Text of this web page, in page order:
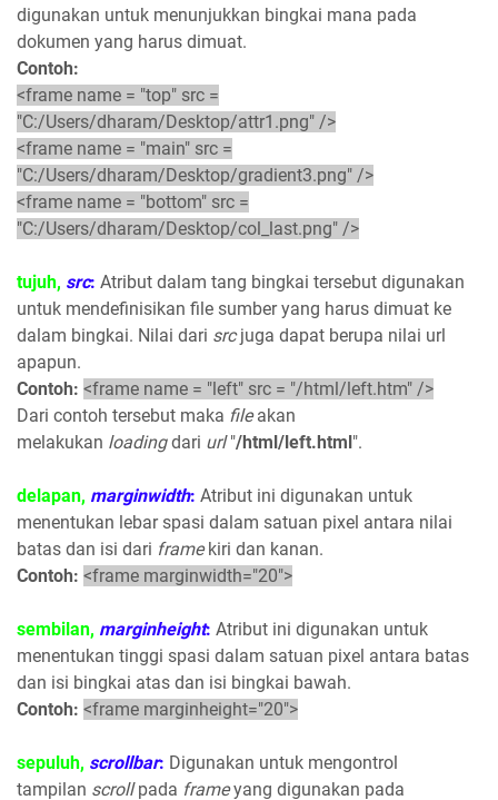
digunakan untuk menunjukkan bingkai mana pada
dokumen yang harus dimuat.
Contoh:
<frame name = "top" src =
"C:/Users/dharam/Desktop/attr1.png" />
<frame name = "main" src =
"C:/Users/dharam/Desktop/gradient3.png" />
<frame name = "bottom" src =
"C:/Users/dharam/Desktop/col_last.png" />
tujuh, src: Atribut dalam tang bingkai tersebut digunakan
untuk mendefinisikan file sumber yang harus dimuat ke
dalam bingkai. Nilai dari srcjuga dapat berupa nilai url
apapun.
Contoh: <frame name = "left" src = "/html/left.htm" />
Dari contoh tersebut maka fileakan
melakukan loadingdari url"/html/left.html".
delapan, marginwidth: Atribut ini digunakan untuk
menentukan lebar spasi dalam satuan pixel antara nilai
batas dan isi dari framekiri dan kanan.
Contoh: <frame marginwidth="20">
sembilan, marginheight: Atribut ini digunakan untuk
menentukan tinggi spasi dalam satuan pixel antara batas
dan isi bingkai atas dan isi bingkai bawah.
Contoh: <frame marginheight="20">
sepuluh, scrollbar: Digunakan untuk mengontrol
tampilan scrollpada frameyang digunakan pada